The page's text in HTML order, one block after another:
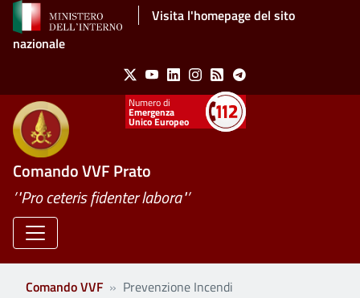
Salta al contenuto principaleVisita l'homepage del sito
nazionale
Social Menu
X YoutubeLinkedinInstagram
Feed Telegram
Emergenza
Unico Europeo
Comando VVF Prato
’"Pro ceteris fidenter labora"’
Comando VVF Prevenzione Incendi